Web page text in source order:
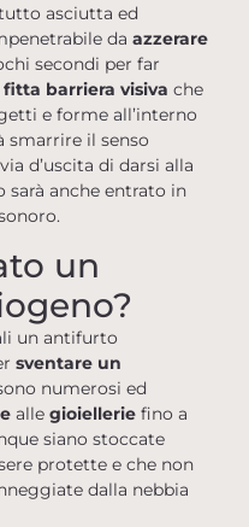
asciutta ed
da azzerare
secondi per far
fitta barriera visiva che
e forme all’interno
smarrire il senso
d’uscita di darsi alla
anche entrato in
un
un antifurto
sventare un
numerosi ed
alle gioiellerie fino a
siano stoccate
protette e che non
dalla nebbia